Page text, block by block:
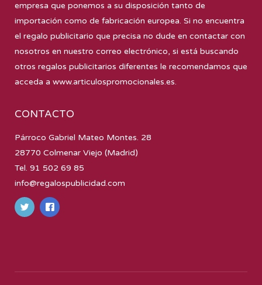
empresa que ponemos a su disposición tanto de
importación como de fabricación europea. Si no encuentra
el regalo publicitario que precisa no dude en contactar con
nosotros en nuestro correo electrónico, si está buscando
otros regalos publicitarios diferentes le recomendamos que
acceda a www.articulospromocionales.es.
CONTACTO
Párroco Gabriel Mateo Montes. 28
28770 Colmenar Viejo (Madrid)
Tel. 91 502 69 85
info@regalospublicidad.com